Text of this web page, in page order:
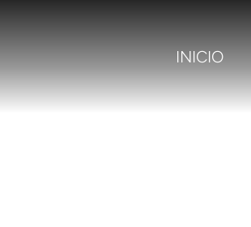
INICIO